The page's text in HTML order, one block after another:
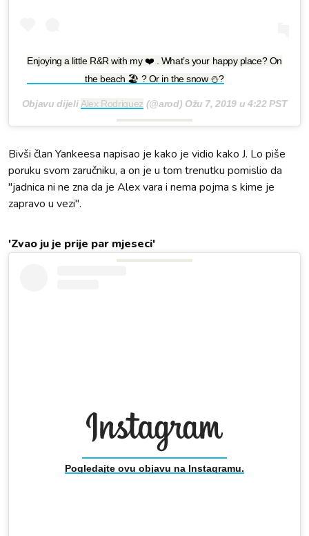
Enjoying a little R&R with my ❤️ . What’s your happy place? On
the beach 🏖 ? Or in the snow ⛄️?
Objavu dijeli Alex Rodriguez (@arod) Ožu 7, 2019 u 4:22 PST
Bivši član Yankeesa napisao je kako je vidio kako J. Lo piše
poruku svom zaručniku, a on je u tom trenutku pomislio da
"jadnica ni ne zna da je Alex vara i nema pojma s kime je
zapravo u vezi".
'Zvao ju je prije par mjeseci'
Pogledajte ovu objavu na Instagramu.